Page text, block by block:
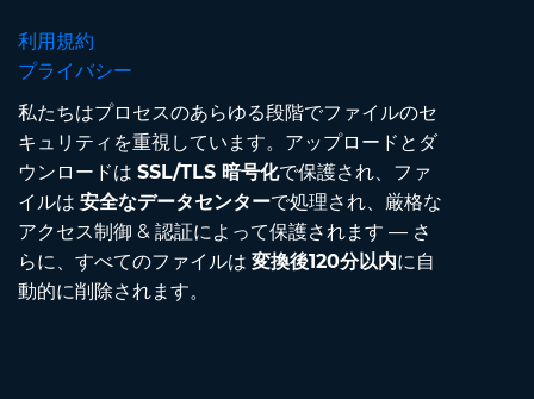
利用規約
プライバシー
私たちはプロセスのあらゆる段階でファイルのセ
キュリティを重視しています。アップロードとダ
ウンロードは SSL/TLS 暗号化で保護され、ファ
イルは 安全なデータセンターで処理され、厳格な
アクセス制御 & 認証によって保護されます — さ
らに、すべてのファイルは 変換後120分以内に自
動的に削除されます。